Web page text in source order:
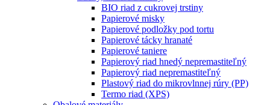
BIO riad z cukrovej trstiny
Papierové misky
Papierové podložky pod tortu
Papierové tácky hranaté
Papierové taniere
Papierový riad hnedý nepremastiteľný
Papierový riad nepremastiteľný
Plastový riad do mikrovlnnej rúry (PP)
Termo riad (XPS)